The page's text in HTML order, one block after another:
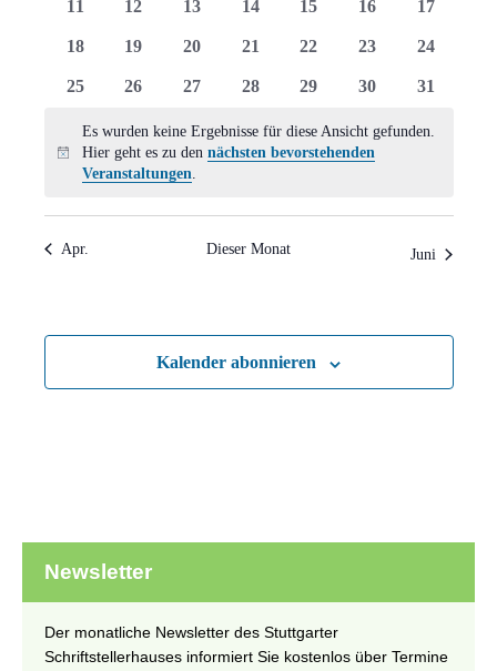
0
11
0
12
0
13
0
14
0
15
0
16
0
17
0
18
0
19
0
20
0
21
0
22
0
23
0
24
0
25
0
26
0
27
0
28
0
29
0
30
0
31
Hinweis
Es wurden keine Ergebnisse für diese Ansicht gefunden.
Hier geht es zu den nächsten bevorstehenden
Veranstaltungen.
Apr. Dieser Monat Juni
Kalender abonnieren
Newsletter
Der monatliche Newsletter des Stuttgarter
Schriftstellerhauses informiert Sie kostenlos über Termine